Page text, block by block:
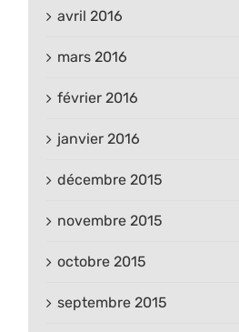
avril 2016
mars 2016
février 2016
janvier 2016
décembre 2015
novembre 2015
octobre 2015
septembre 2015